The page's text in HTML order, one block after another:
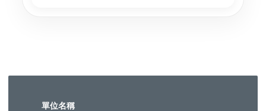
單位名稱